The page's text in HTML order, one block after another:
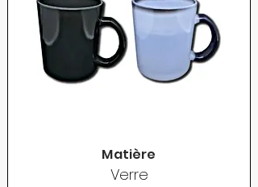
Matière
Verre